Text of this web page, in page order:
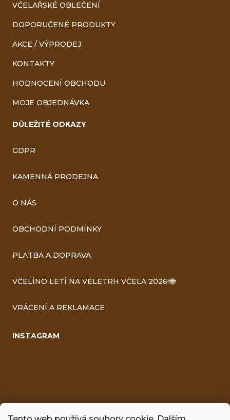
VČELAŘSKÉ OBLEČENÍ
DOPORUČENÉ PRODUKTY
AKCE / VÝPRODEJ
KONTAKTY
HODNOCENÍ OBCHODU
MOJE OBJEDNÁVKA
DŮLEŽITÉ ODKAZY
GDPR
KAMENNÁ PRODEJNA
O NÁS
OBCHODNÍ PODMÍNKY
PLATBA A DOPRAVA
VČELÍNO LETÍ NA VELETRH VČELA 2026!🐝
VRÁCENÍ A REKLAMACE
INSTAGRAM